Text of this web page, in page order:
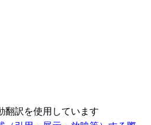
翻訳を使用しています